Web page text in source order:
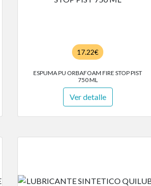
17.22€
ESPUMA PU ORBAFOAM FIRE STOP PIST
750 ML
Ver detalle